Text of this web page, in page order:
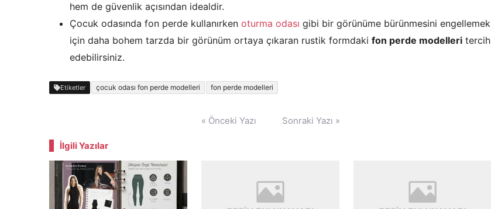
hem de güvenlik açısından idealdir.
Çocuk odasında fon perde kullanırken oturma odası gibi bir görünüme bürünmesini engellemek
için daha bohem tarzda bir görünüm ortaya çıkaran rustik formdaki fon perde modelleri tercih
edebilirsiniz.
Etiketler çocuk odası fon perde modelleri fon perde modelleri
« Önceki Yazı Sonraki Yazı »
İlgili Yazılar